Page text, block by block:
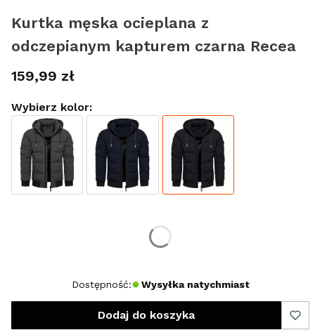
Kurtka męska ocieplana z
odczepianym kapturem czarna Recea
Cena
159,99 zł
Wybierz kolor:
Dostępność: Wysyłka natychmiast
Dodaj do koszyka